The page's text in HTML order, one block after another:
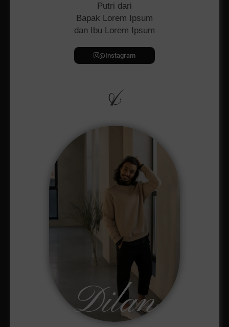
Putri dari
Bapak Lorem Ipsum
dan Ibu Lorem Ipsum
@Instagram
&
Dilan